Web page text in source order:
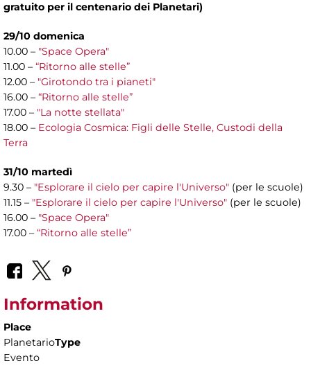
gratuito per il centenario dei Planetari)
29/10 domenica
10.00 – "Space Opera"
11.00 – “Ritorno alle stelle”
12.00 – "Girotondo tra i pianeti"
16.00 – “Ritorno alle stelle”
17.00 – "La notte stellata"
18.00 – Ecologia Cosmica: Figli delle Stelle, Custodi della
Terra
31/10 martedì
9.30 – "Esplorare il cielo per capire l'Universo" (per le scuole)
11.15 – "Esplorare il cielo per capire l'Universo" (per le scuole)
16.00 – "Space Opera"
17.00 – “Ritorno alle stelle”
Information
Place
PlanetarioType
Evento